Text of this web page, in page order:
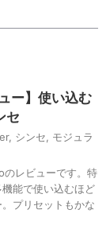
ー】使い込む
セ
, シンセ, モジュラ
レビューです。特
能で使い込むほど
プリセットもかな